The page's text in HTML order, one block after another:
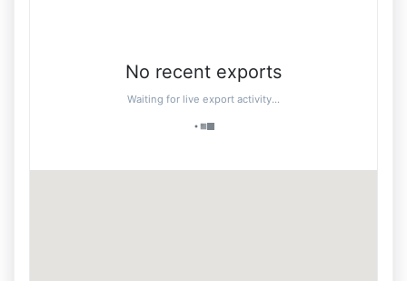
No recent exports
Waiting for live export activity...